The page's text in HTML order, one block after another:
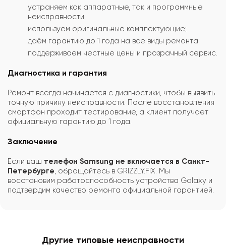
устраняем как аппаратные, так и программные
неисправности;
используем оригинальные комплектующие;
даём гарантию до 1 года на все виды ремонта;
поддерживаем честные цены и прозрачный сервис.
Диагностика и гарантия
Ремонт всегда начинается с диагностики, чтобы выявить
точную причину неисправности. После восстановления
смартфон проходит тестирование, а клиент получает
официальную гарантию до 1 года.
Заключение
Если ваш телефон Samsung не включается в Санкт-
Петербурге , обращайтесь в GRIZZLY.FIX. Мы
восстановим работоспособность устройства Galaxy и
подтвердим качество ремонта официальной гарантией.
Другие типовые неисправности